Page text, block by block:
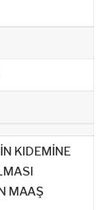
KIDEMİNE
MAAŞ